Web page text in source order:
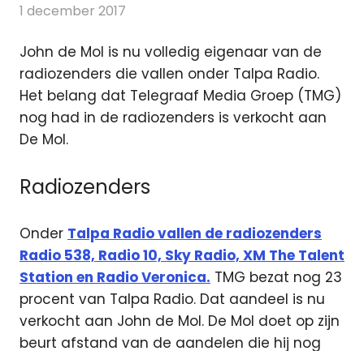
1 december 2017
John de Mol is nu volledig eigenaar van de
radiozenders die vallen onder Talpa Radio.
Het belang dat Telegraaf Media Groep (TMG)
nog had in de radiozenders is verkocht aan
De Mol.
Radiozenders
Onder Talpa Radio vallen de radiozenders
Radio 538, Radio 10, Sky Radio, XM The Talent
Station en Radio Veronica. TMG bezat nog 23
procent van Talpa Radio. Dat aandeel is nu
verkocht aan John de Mol. De Mol doet op zijn
beurt afstand van de aandelen die hij nog